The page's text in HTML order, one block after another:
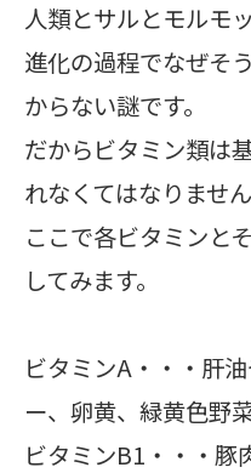
人類とサルとモルモ
進化の過程でなぜそ
からない謎です。
だからビタミン類は
れなくてはなりません
ここで各ビタミンと
してみます。
ビタミンA・・・肝
ー、卵黄、緑黄色野菜
ビタミンB1・・・豚